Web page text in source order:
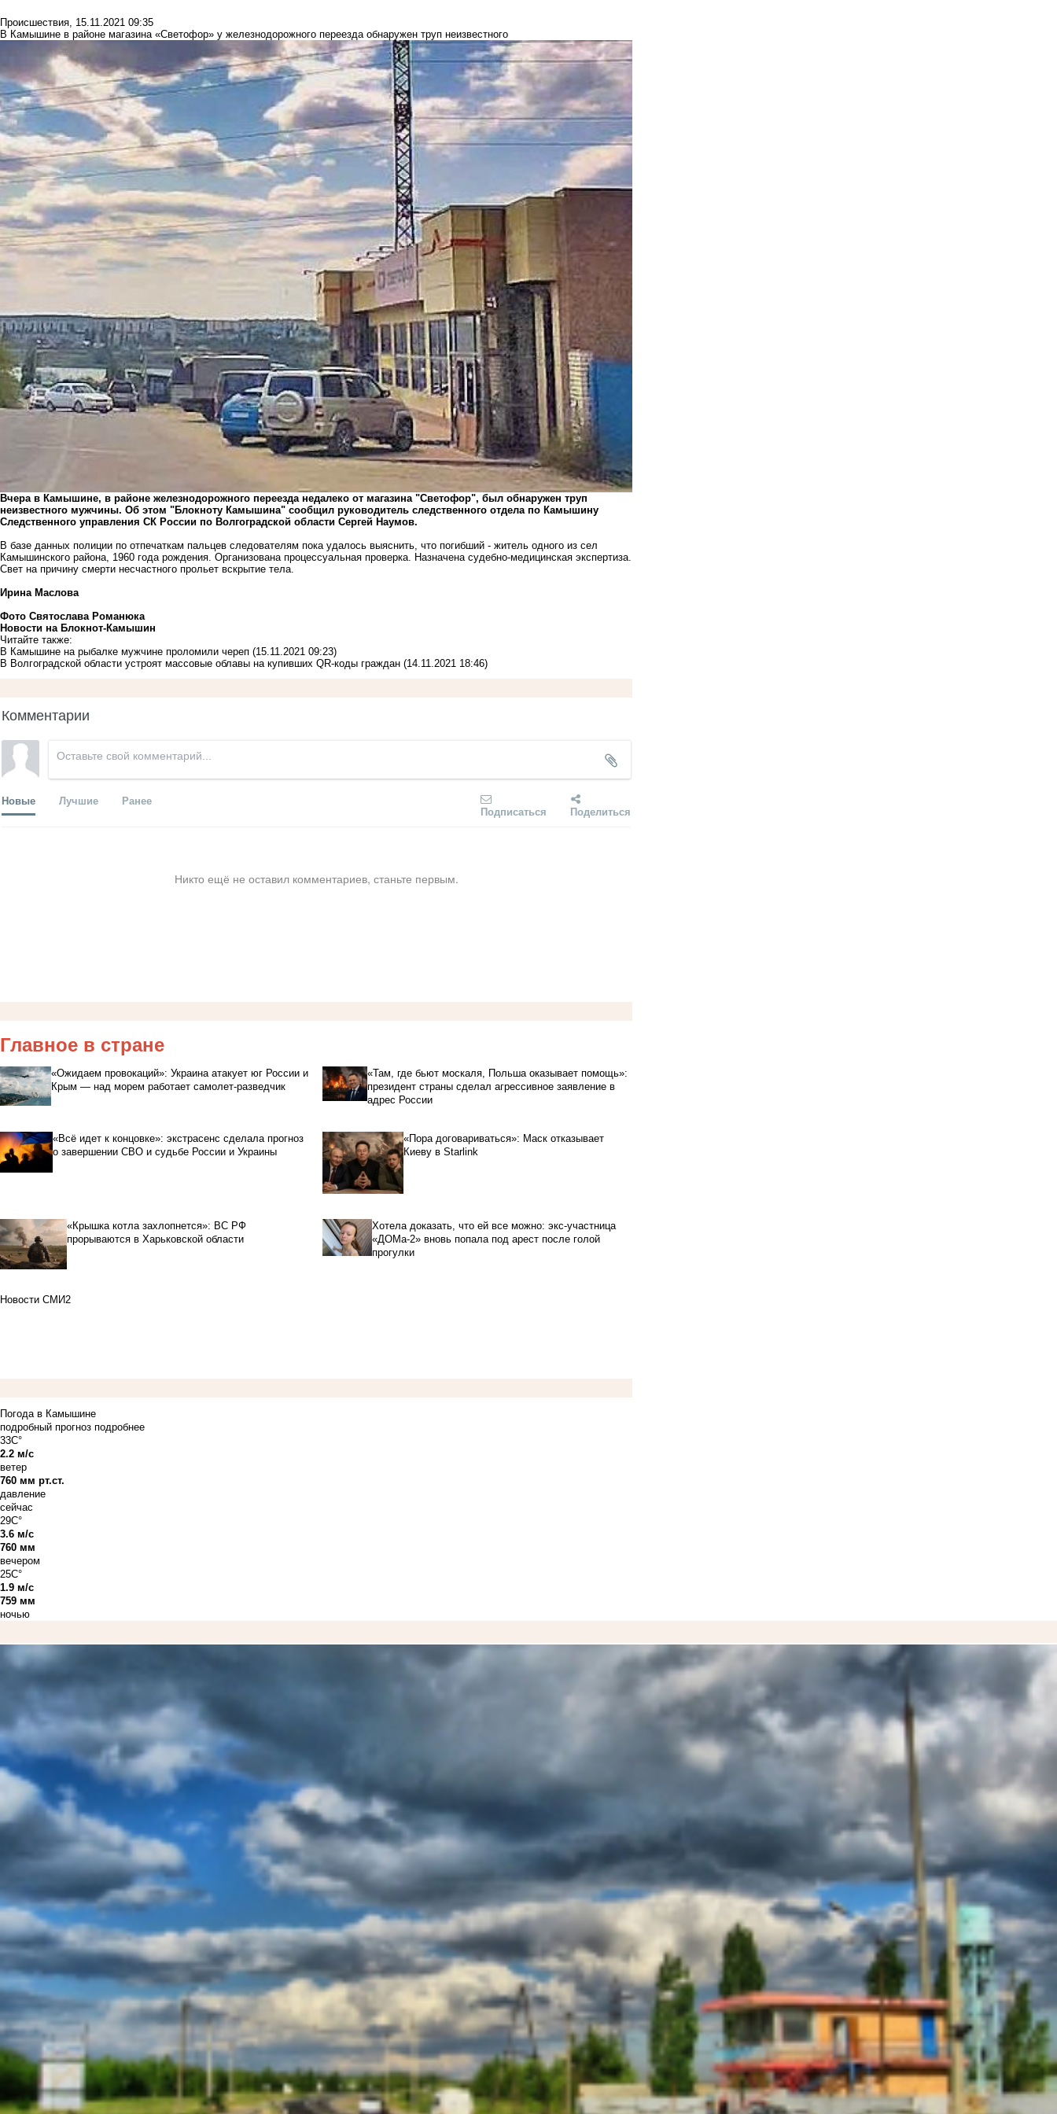
Происшествия, 15.11.2021 09:35
В Камышине в районе магазина «Светофор» у железнодорожного переезда обнаружен труп неизвестного
Вчера в Камышине, в районе железнодорожного переезда недалеко от магазина "Светофор", был обнаружен труп
неизвестного мужчины. Об этом "Блокноту Камышина" сообщил руководитель следственного отдела по Камышину
Следственного управления СК России по Волгоградской области Сергей Наумов.
В базе данных полиции по отпечаткам пальцев следователям пока удалось выяснить, что погибший - житель одного из сел
Камышинского района, 1960 года рождения. Организована процессуальная проверка. Назначена судебно-медицинская экспертиза.
Свет на причину смерти несчастного прольет вскрытие тела.
Ирина Маслова
Фото Святослава Романюка
Новости на Блoкнoт-Камышин
Читайте также:
В Камышине на рыбалке мужчине проломили череп (15.11.2021 09:23)
В Волгоградской области устроят массовые облавы на купивших QR-коды граждан (14.11.2021 18:46)
Комментарии
Новые Лучшие Ранее
Подписаться Поделиться
Никто ещё не оставил комментариев, станьте первым.
Главное в стране
«Ожидаем провокаций»: Украина атакует юг России и
Крым — над морем работает самолет-разведчик
«Там, где бьют москаля, Польша оказывает помощь»:
президент страны сделал агрессивное заявление в
адрес России
«Всё идет к концовке»: экстрасенс сделала прогноз
о завершении СВО и судьбе России и Украины
«Пора договариваться»: Маск отказывает
Киеву в Starlink
«Крышка котла захлопнется»: ВС РФ
прорываются в Харьковской области
Хотела доказать, что ей все можно: экс-участница
«ДОМа-2» вновь попала под арест после голой
прогулки
Новости СМИ2
Погода в Камышине
подробный прогноз подробнее
33C°
2.2 м/с
ветер
760 мм рт.ст.
давление
сейчас
29C°
3.6 м/с
760 мм
вечером
25C°
1.9 м/с
759 мм
ночью